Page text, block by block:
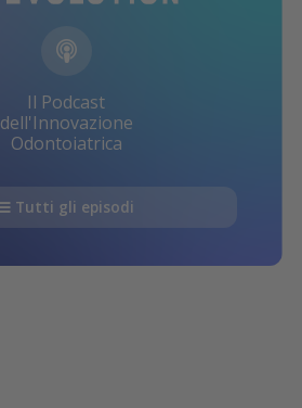
Il Podcast
dell'Innovazione
Odontoiatrica
Tutti gli episodi